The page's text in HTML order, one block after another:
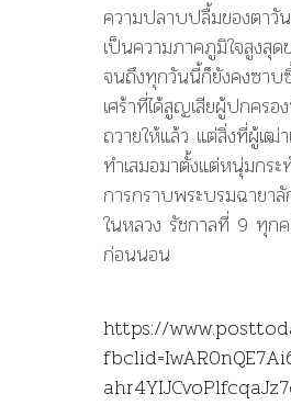
ความปลาบปลื้มของตา
เป็นความภาคภูมิใจสูงสุด
จนถึงทุกวันนี้ก็ยังคงซาบ
เศร้าที่ได้สูญเสียผู้ปกครอ
ถวายให้แล้ว แต่สิ่งที่ผู้เฒ่
ทำเสมอมาตั้งแต่หนุ่มกร
การกราบพระบรมฉายา
ในหลวง รัชกาลที่ 9 ทุก
ก่อนนอน
https://